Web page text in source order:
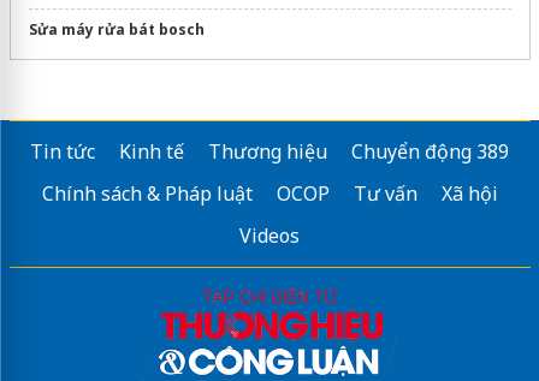
Sửa máy rửa bát bosch
Tin tức Kinh tế Thương hiệu
Chuyển động 389
Chính sách & Pháp luật
OCOP Tư vấn
Xã hội
Videos